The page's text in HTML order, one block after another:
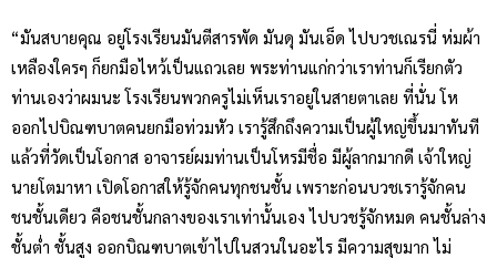
“มันสบายคุณ อยู่โรงเรียนมันตีสารพัด มันดุ มันเอ็ด ไปบวชเณรนี่ ห่มผ้า
เหลืองใครๆ ก็ยกมือไหว้เป็นแถวเลย พระท่านแก่กว่าเราท่านก็เรียกตัว
ท่านเองว่าผมนะ โรงเรียนพวกครูไม่เห็นเราอยู่ในสายตาเลย ที่นั่น โห
ออกไปบิณฑบาตคนยกมือท่วมหัว เรารู้สึกถึงความเป็นผู้ใหญ่ขึ้นมาทันที
แล้วที่วัดเป็นโอกาส อาจารย์ผมท่านเป็นโหรมีชื่อ มีผู้ลากมากดี เจ้าใหญ่
นายโตมาหา เปิดโอกาสให้รู้จักคนทุกชนชั้น เพราะก่อนบวชเรารู้จักคน
ชนชั้นเดียว คือชนชั้นกลางของเราเท่านั้นเอง ไปบวชรู้จักหมด คนชั้นล่าง
ชั้นต่ำ ชั้นสูง ออกบิณฑบาตเข้าไปในสวนในอะไร มีความสุขมาก ไม่